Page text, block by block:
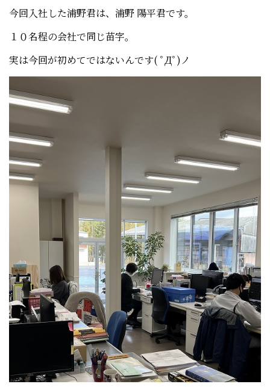
今回入社した浦野君は、浦野 陽平君です。
１０名程の会社で同じ苗字。
実は今回が初めてではないんです( ﾟДﾟ)ノ